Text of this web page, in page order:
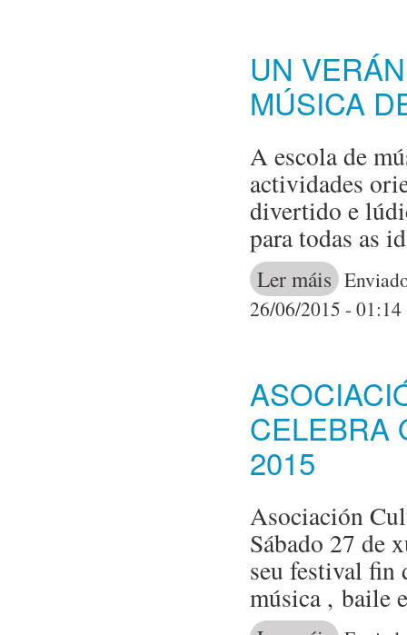
UN
MÚSICA
A escola de
actividades
divertido e
para todas as
Ler máis acerca de Un
26/06/2015 - 01:14
CELEBRA
2015
Asociación
Sábado 27 de
seu festival fin
música , baile